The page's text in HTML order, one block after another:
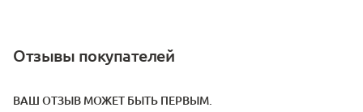
Отзывы покупателей
ВАШ ОТЗЫВ МОЖЕТ БЫТЬ ПЕРВЫМ.